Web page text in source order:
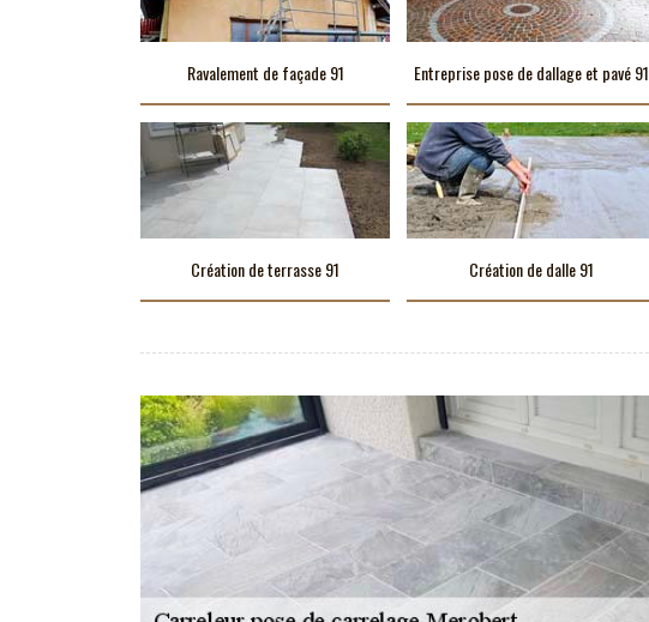
Ravalement de façade 91 Entreprise pose de dallage et pavé 91
Création de terrasse 91 Création de dalle 91